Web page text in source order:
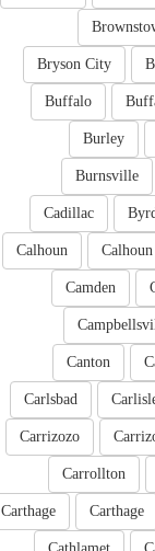
Bryson City
Buffalo
Burley
Burnsville
Cadillac
Calhoun
Calhoun
Camden
Canton
Carlsbad
Carrizozo
Carrollton
Carthage
Carthage